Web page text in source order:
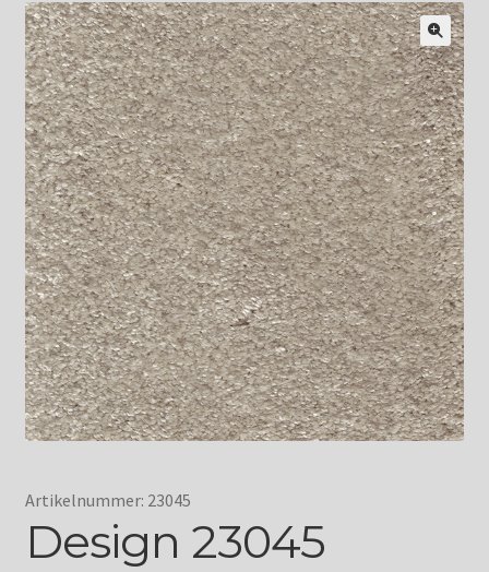
Artikelnummer: 23045
Design 23045